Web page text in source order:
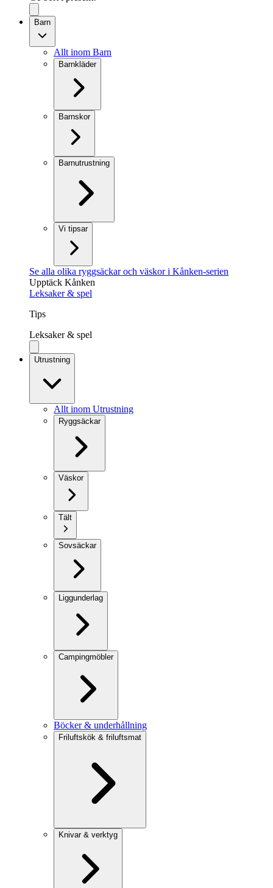
Barn
Allt inom Barn
Barnkläder
Barnskor
Barnutrustning
Vi tipsar
Se alla olika ryggsäckar och väskor i Kånken-serien
Upptäck Kånken
Leksaker & spel
Tips
Leksaker & spel
Utrustning
Allt inom Utrustning
Ryggsäckar
Väskor
Tält
Sovsäckar
Liggunderlag
Campingmöbler
Böcker & underhållning
Friluftskök & friluftsmat
Knivar & verktyg